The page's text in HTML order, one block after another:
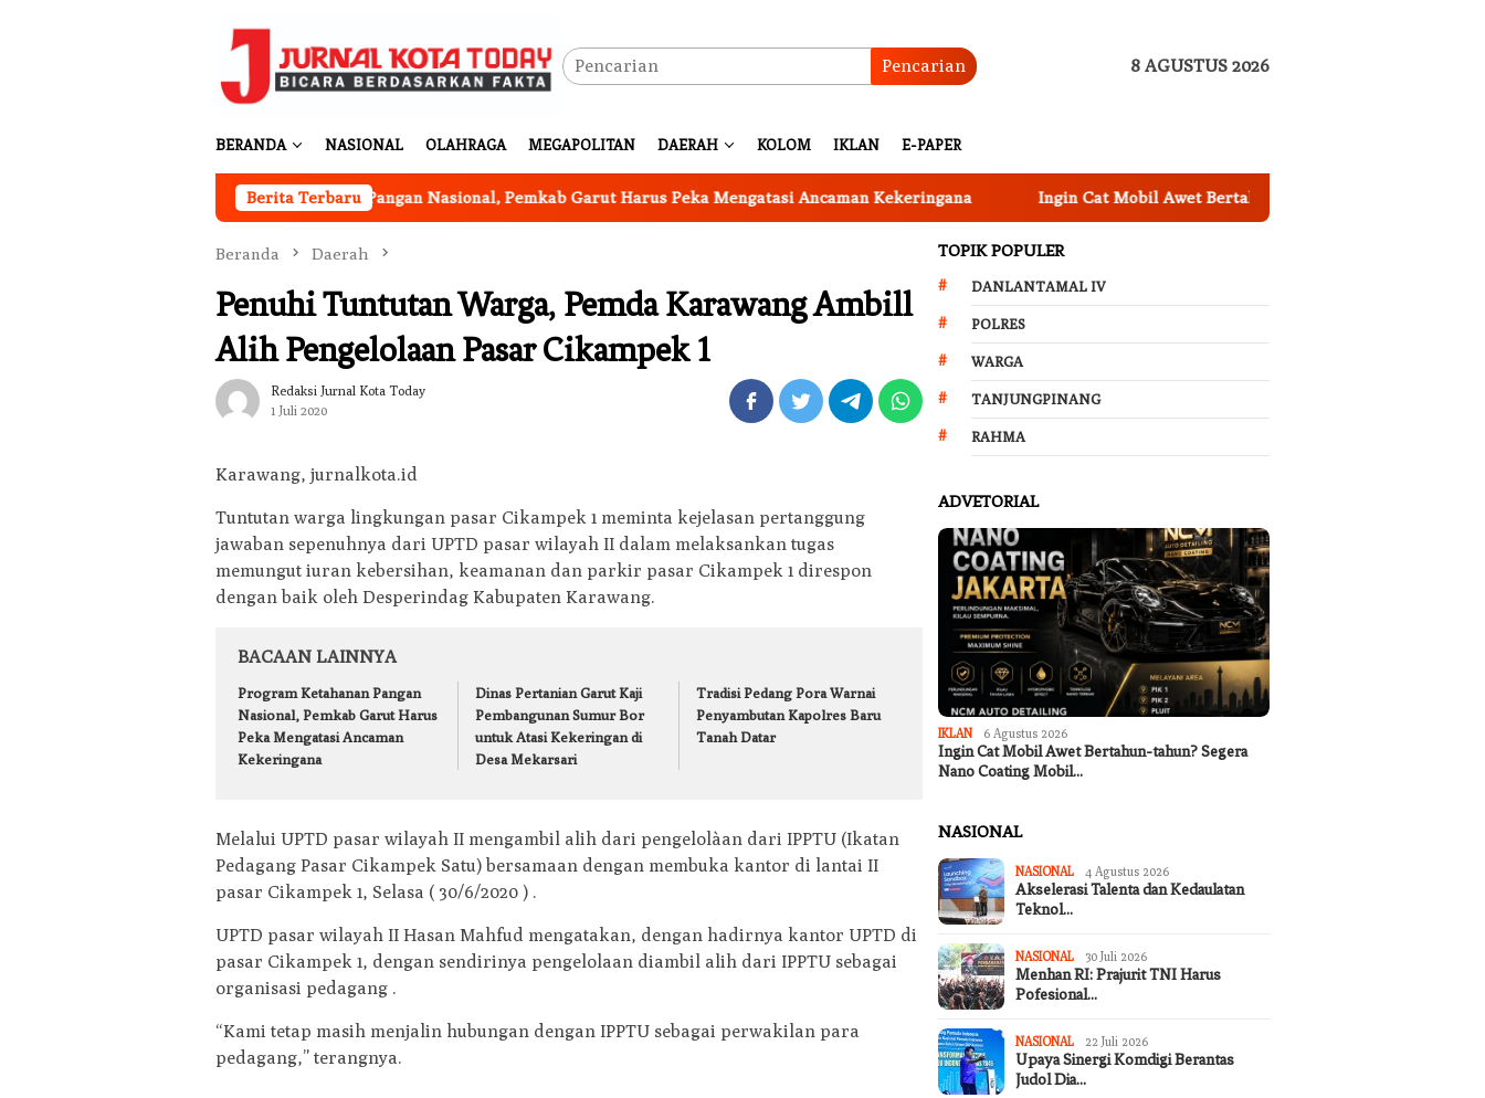
Pencarian 8 AGUSTUS 2026
BERANDA NASIONAL OLAHRAGA MEGAPOLITAN DAERAH KOLOM IKLAN E-PAPER
Berita Terbaru
Program Ketahanan Pangan Nasional, Pemkab Garut Harus Peka Mengatasi Ancaman Kekeringana Ingin Cat Mobil Awet Bertahun-tahun? Segera Nano Coating Mobil
Beranda Daerah
Penuhi Tuntutan Warga, Pemda Karawang Ambill
Alih Pengelolaan Pasar Cikampek 1
Redaksi Jurnal Kota Today
1 Juli 2020
Karawang, jurnalkota.id
Tuntutan warga lingkungan pasar Cikampek 1 meminta kejelasan pertanggung
jawaban sepenuhnya dari UPTD pasar wilayah II dalam melaksankan tugas
memungut iuran kebersihan, keamanan dan parkir pasar Cikampek 1 direspon
dengan baik oleh Desperindag Kabupaten Karawang.
BACAAN LAINNYA
Program Ketahanan Pangan
Nasional, Pemkab Garut Harus
Peka Mengatasi Ancaman
Kekeringana
Dinas Pertanian Garut Kaji
Pembangunan Sumur Bor
untuk Atasi Kekeringan di
Desa Mekarsari
Tradisi Pedang Pora Warnai
Penyambutan Kapolres Baru
Tanah Datar
Melalui UPTD pasar wilayah II mengambil alih dari pengelolàan dari IPPTU (Ikatan
Pedagang Pasar Cikampek Satu) bersamaan dengan membuka kantor di lantai II
pasar Cikampek 1, Selasa ( 30/6/2020 ) .
UPTD pasar wilayah II Hasan Mahfud mengatakan, dengan hadirnya kantor UPTD di
pasar Cikampek 1, dengan sendirinya pengelolaan diambil alih dari IPPTU sebagai
organisasi pedagang .
“Kami tetap masih menjalin hubungan dengan IPPTU sebagai perwakilan para
pedagang,” terangnya.
TOPIK POPULER
DANLANTAMAL IV
POLRES
WARGA
TANJUNGPINANG
RAHMA
ADVETORIAL
IKLAN 6 Agustus 2026
Ingin Cat Mobil Awet Bertahun-tahun? Segera
Nano Coating Mobil…
NASIONAL
NASIONAL 4 Agustus 2026
Akselerasi Talenta dan Kedaulatan
Teknol…
NASIONAL 30 Juli 2026
Menhan RI: Prajurit TNI Harus
Pofesional…
NASIONAL 22 Juli 2026
Upaya Sinergi Komdigi Berantas
Judol Dia…